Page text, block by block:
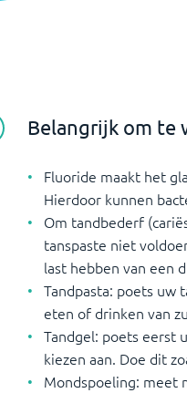
Belangrijk om te
Fluoride maakt het
Hierdoor kunnen
Om tandbederf
tanspaste niet
last hebben van een
Tandpasta: poets uw
eten of drinken van
Tandgel: poets eerst
kiezen aan. Doe dit
Mondspoeling: meet